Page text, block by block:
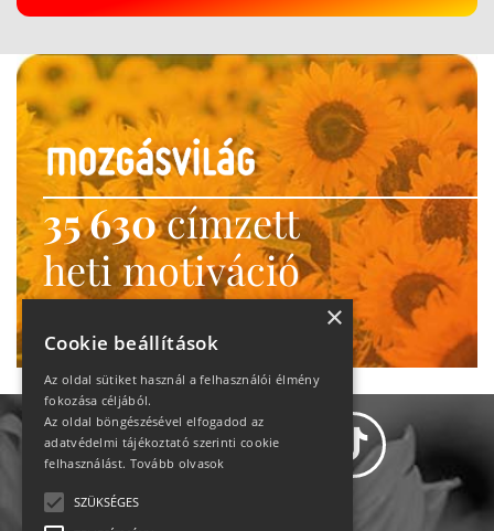
35 630címzett
heti motiváció
Ne maradj le!
×
Cookie beállítások
Az oldal sütiket használ a felhasználói élmény
fokozása céljából.
Az oldal böngészésével elfogadod az
adatvédelmi tájékoztató szerinti cookie
felhasználást. Tovább olvasok
SZÜKSÉGES